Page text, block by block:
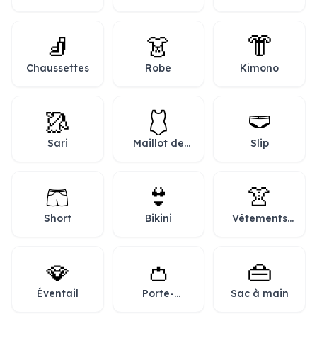
🧦
Chaussettes
👗
Robe
👘
Kimono
🥻
Sari
🩱
Maillot de
🩲
Slip
🩳
Short
👙
Bikini
👚
Vêtements
🪭
Éventail
👛
Porte-
👜
Sac à main